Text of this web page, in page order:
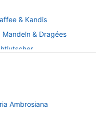
& Kandis
Mandeln & Dragées
Ambrosiana